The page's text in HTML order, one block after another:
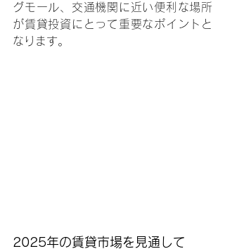
グモール、交通機関に近い便利な場所
が賃貸投資にとって重要なポイントと
なります。
2025年の賃貸市場を見通して